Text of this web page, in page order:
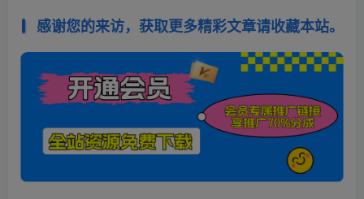
感谢您的来访，获取更多精彩文章请收藏本站。